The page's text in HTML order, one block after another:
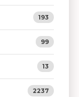
193
99
13
2237